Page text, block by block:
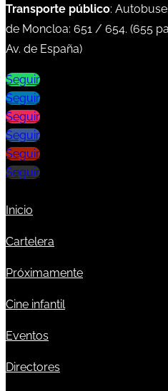
Transporte público:
de Moncloa: 651 / 654. (655
Av. de España)
Seguir
Seguir
Seguir
Seguir
Seguir
Seguir
Inicio
Cartelera
Próximamente
Cine infantil
Eventos
Directores